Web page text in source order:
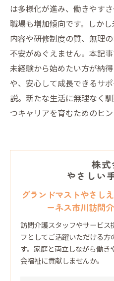
は多様化が進み、働きやす
職場も増加傾向です。しか
内容や研修制度の質、無理
不安がぬぐえません。本記
未経験から始めたい方が納
や、安心して成長できるサ
説。新たな生活に無理なく
つキャリアを育むためのヒン
グランドマストやさし
ーネス市川訪問
訪問介護スタッフやサービ
フとしてご活躍いただける
す。家庭と両立しながら働
会福祉に貢献しませんか。